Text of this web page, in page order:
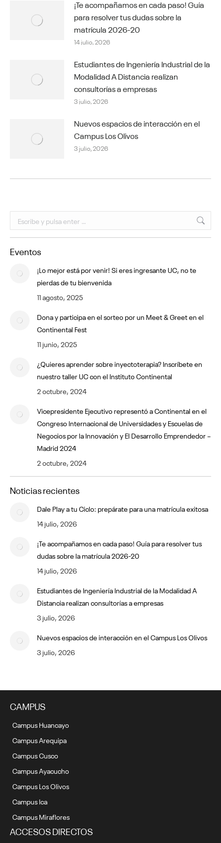
¡Te acompañamos en cada paso! Guía
para resolver tus dudas sobre la
matrícula 2026-20
14 julio, 2026
Estudiantes de Ingeniería Industrial de la
Modalidad A Distancia realizan
consultorías a empresas
3 julio, 2026
Nuevos espacios de interacción en el
Campus Los Olivos
3 julio, 2026
Buscar:
Eventos
¡Lo mejor está por venir! Si eres ingresante UC, no te
pierdas de tu bienvenida
11 agosto, 2025
Dona y participa en el sorteo por un Meet & Greet en el
Continental Fest
11 junio, 2025
¿Quieres aprender sobre inyectoterapia? Inscríbete en
nuestro taller UC con el Instituto Continental
2 octubre, 2024
Vicepresidente Ejecutivo representó a Continental en el
Congreso Internacional de Universidades y Escuelas de
Negocios por la Innovación y El Desarrollo Emprendedor –
Madrid 2024
2 octubre, 2024
Noticias recientes
Dale Play a tu Ciclo: prepárate para una matrícula exitosa
14 julio, 2026
¡Te acompañamos en cada paso! Guía para resolver tus
dudas sobre la matrícula 2026-20
14 julio, 2026
Estudiantes de Ingeniería Industrial de la Modalidad A
Distancia realizan consultorías a empresas
3 julio, 2026
Nuevos espacios de interacción en el Campus Los Olivos
3 julio, 2026
CAMPUS
Campus Huancayo
Campus Arequipa
Campus Cusco
Campus Ayacucho
Campus Los Olivos
Campus Ica
Campus Miraflores
ACCESOS DIRECTOS